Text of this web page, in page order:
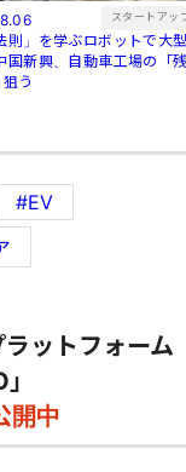
スタートアッ
則」を学ぶロボットで大
新興、自動車工場の「
う
#EV
ットフォーム
開中